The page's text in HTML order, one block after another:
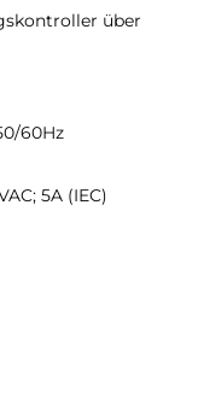
über
60Hz
5A (IEC)